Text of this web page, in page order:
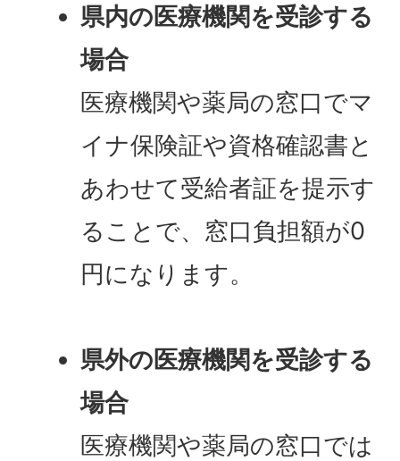
県内の医療機関を受診する
場合
医療機関や薬局の窓口でマ
イナ保険証や資格確認書と
あわせて受給者証を提示す
ることで、窓口負担額が0
円になります。
県外の医療機関を受診する
場合
医療機関や薬局の窓口では